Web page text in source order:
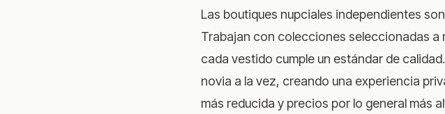
Las boutiques nupciales independientes
Trabajan con colecciones seleccionadas
cada vestido cumple un estándar de
novia a la vez, creando una experiencia
más reducida y precios por lo general más